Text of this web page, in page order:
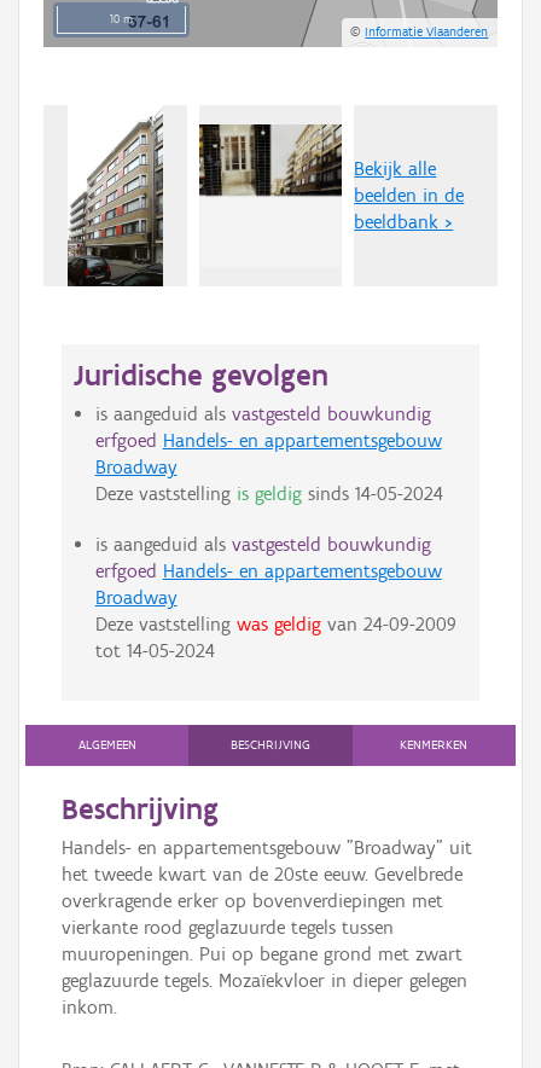
10 m
©Informatie Vlaanderen
Bekijk alle
beelden in de
beeldbank >
Juridische gevolgen
is aangeduid als vastgesteld bouwkundig
erfgoed Handels- en appartementsgebouw
Broadway
Deze vaststelling is geldigsinds 14-05-2024
is aangeduid als vastgesteld bouwkundig
erfgoed Handels- en appartementsgebouw
Broadway
Deze vaststelling was geldigvan 24-09-2009
tot 14-05-2024
ALGEMEEN BESCHRIJVING KENMERKEN
Beschrijving
Handels- en appartementsgebouw "Broadway" uit
het tweede kwart van de 20ste eeuw. Gevelbrede
overkragende erker op bovenverdiepingen met
vierkante rood geglazuurde tegels tussen
muuropeningen. Pui op begane grond met zwart
geglazuurde tegels. Mozaïekvloer in dieper gelegen
inkom.